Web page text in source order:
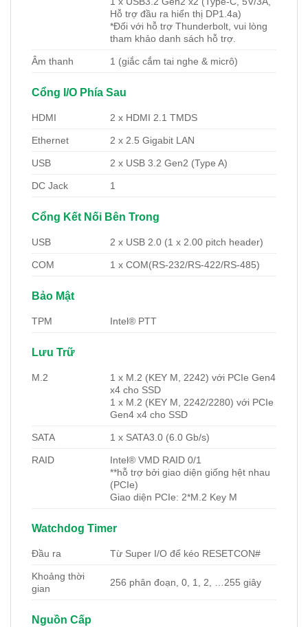
Hỗ trợ đầu ra hiển thị DP1.4a)
*Đối với hỗ trợ Thunderbolt, vui lòng
tham khảo danh sách hỗ trợ.
Âm thanh 1 (giắc cắm tai nghe & micrô)
Cổng I/O Phía Sau
HDMI 2 x HDMI 2.1 TMDS
Ethernet 2 x 2.5 Gigabit LAN
USB 2 x USB 3.2 Gen2 (Type A)
DC Jack 1
Cổng Kết Nối Bên Trong
USB 2 x USB 2.0 (1 x 2.00 pitch header)
COM 1 x COM(RS-232/RS-422/RS-485)
Bảo Mật
TPM Intel® PTT
Lưu Trữ
M.2
1 x M.2 (KEY M, 2242) với PCIe Gen4
x4 cho SSD
1 x M.2 (KEY M, 2242/2280) với PCIe
Gen4 x4 cho SSD
SATA 1 x SATA3.0 (6.0 Gb/s)
RAID
Intel® VMD RAID 0/1
**hỗ trợ bởi giao diện giống hệt nhau
(PCIe)
Giao diện PCIe: 2*M.2 Key M
Watchdog Timer
Đầu ra Từ Super I/O để kéo RESETCON#
Khoảng thời
gian
256 phân đoạn, 0, 1, 2, …255 giây
Nguồn Cấp